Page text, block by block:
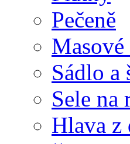
Pečeně
Sádlo a
Sele na
Hlava z